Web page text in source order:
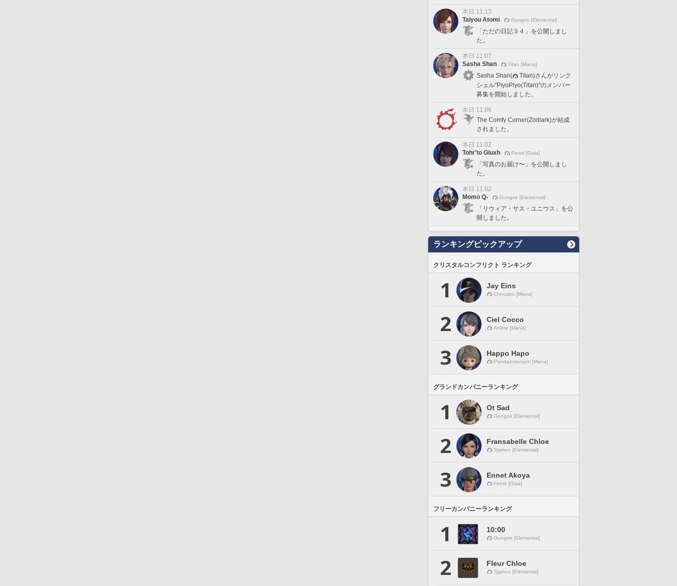
本日 11:13
Taiyou Atomi
Gungnir [Elemental]
「ただの日記３４」を公開しまし
た。
本日 11:07
Sasha Shan
Titan [Mana]
Sasha Shan(
Titan)さんがリンク
シェル"PiyoPiyo(Titan)"のメンバー
募集を開始しました。
本日 11:06
The Comfy Corner(Zodiark)が結成
されました。
本日 11:02
Tohr'to Gluxh
Fenrir [Gaia]
「写真のお届け〜」を公開しまし
た。
本日 11:02
Momo Q-
Gungnir [Elemental]
「リウィア・サス・ユニウス」を公
開しました。
ランキングピックアップ
クリスタルコンフリクト ランキング
1 Jay Eins
Chocobo [Mana]
2 Ciel Cocco
Anima [Mana]
3 Happo Hapo
Pandaemonium [Mana]
グランドカンパニーランキング
1 Ot Sad
Gungnir [Elemental]
2 Fransabelle Chloe
Typhon [Elemental]
3 Ennet Akoya
Fenrir [Gaia]
フリーカンパニーランキング
1 10:00
Gungnir [Elemental]
2 Fleur Chloe
Typhon [Elemental]